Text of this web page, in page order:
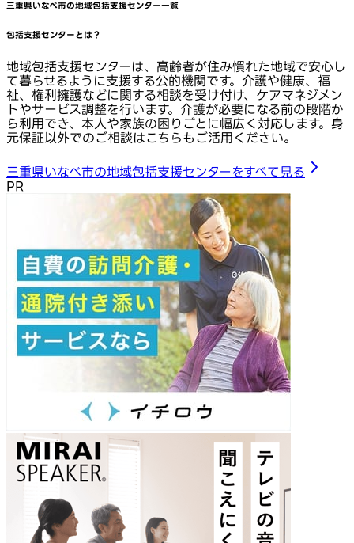
三重県いなべ市の地域包括支援センター一覧
包括支援センターとは？
地域包括支援センターは、高齢者が住み慣れた地域で安心し
て暮らせるように支援する公的機関です。介護や健康、福
祉、権利擁護などに関する相談を受け付け、ケアマネジメン
トやサービス調整を行います。介護が必要になる前の段階か
ら利用でき、本人や家族の困りごとに幅広く対応します。身
元保証以外でのご相談はこちらもご活用ください。
三重県いなべ市の地域包括支援センターをすべて見る
PR